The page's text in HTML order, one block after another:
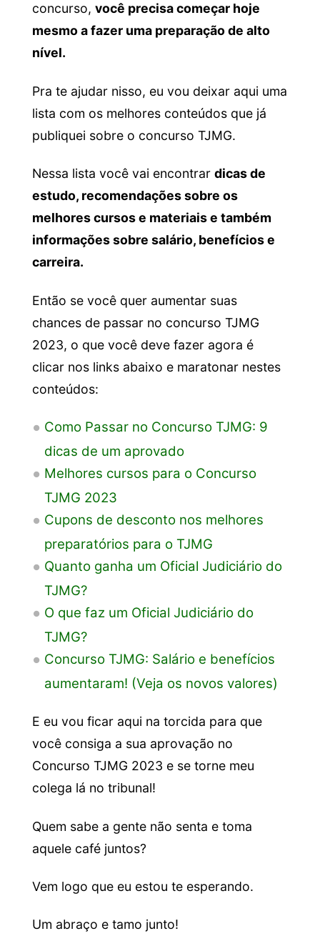
concurso, você precisa começar hoje
mesmo a fazer uma preparação de alto
nível.
Pra te ajudar nisso, eu vou deixar aqui uma
lista com os melhores conteúdos que já
publiquei sobre o concurso TJMG.
Nessa lista você vai encontrar dicas de
estudo, recomendações sobre os
melhores cursos e materiais e também
informações sobre salário, benefícios e
carreira.
Então se você quer aumentar suas
chances de passar no concurso TJMG
2023, o que você deve fazer agora é
clicar nos links abaixo e maratonar nestes
conteúdos:
Como Passar no Concurso TJMG: 9
dicas de um aprovado
Melhores cursos para o Concurso
TJMG 2023
Cupons de desconto nos melhores
preparatórios para o TJMG
Quanto ganha um Oficial Judiciário do
TJMG?
O que faz um Oficial Judiciário do
TJMG?
Concurso TJMG: Salário e benefícios
aumentaram! (Veja os novos valores)
E eu vou ficar aqui na torcida para que
você consiga a sua aprovação no
Concurso TJMG 2023 e se torne meu
colega lá no tribunal!
Quem sabe a gente não senta e toma
aquele café juntos?
Vem logo que eu estou te esperando.
Um abraço e tamo junto!